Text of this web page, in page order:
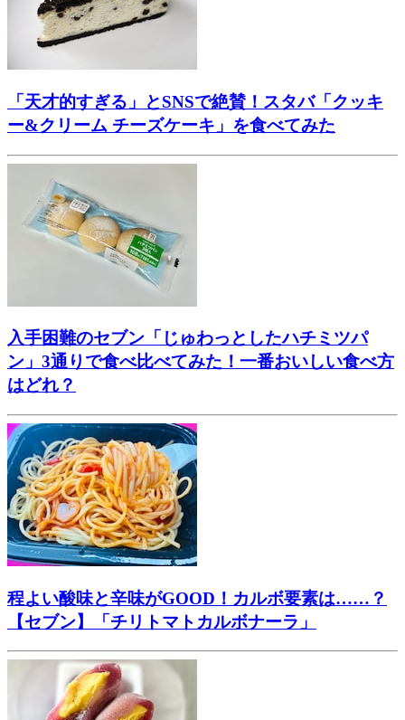
「天才的すぎる」とSNSで絶賛！スタバ「クッキ
ー&クリーム チーズケーキ」を食べてみた
入手困難のセブン「じゅわっとしたハチミツパ
ン」3通りで食べ比べてみた！一番おいしい食べ方
はどれ？
程よい酸味と辛味がGOOD！カルボ要素は……？
【セブン】「チリトマトカルボナーラ」